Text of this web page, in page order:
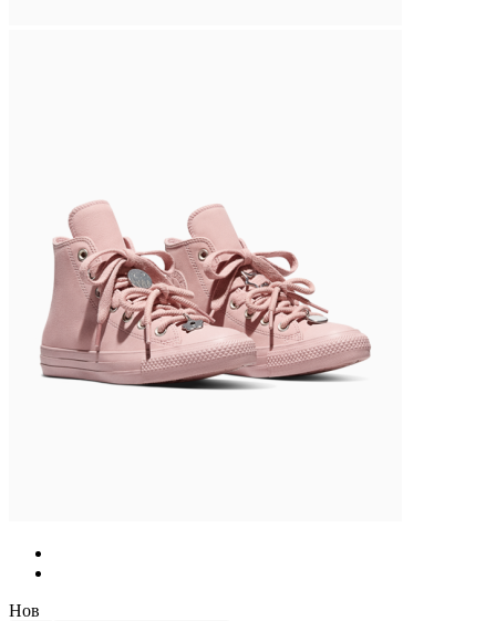
Нов